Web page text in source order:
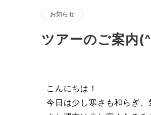
お知らせ
ツアーのご案内
こんにちは！
今日は少し寒さも和らぎ